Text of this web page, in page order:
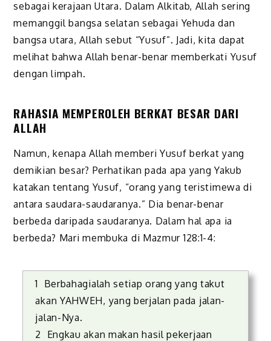
sebagai kerajaan Utara. Dalam Alkitab, Allah sering
memanggil bangsa selatan sebagai Yehuda dan
bangsa utara, Allah sebut “Yusuf”. Jadi, kita dapat
melihat bahwa Allah benar-benar memberkati Yusuf
dengan limpah.
RAHASIA MEMPEROLEH BERKAT BESAR DARI
ALLAH
Namun, kenapa Allah memberi Yusuf berkat yang
demikian besar? Perhatikan pada apa yang Yakub
katakan tentang Yusuf, “orang yang teristimewa di
antara saudara-saudaranya.” Dia benar-benar
berbeda daripada saudaranya. Dalam hal apa ia
berbeda? Mari membuka di Mazmur 128:1-4:
1 Berbahagialah setiap orang yang takut
akan YAHWEH, yang berjalan pada jalan-
jalan-Nya.
2 Engkau akan makan hasil pekerjaan